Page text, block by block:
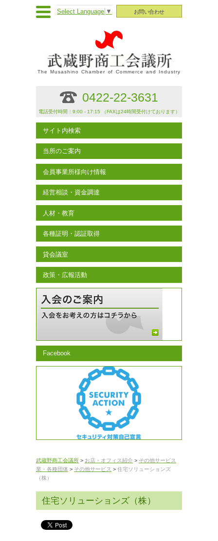
お問い合わせ
Select Language ▼
The Musashino Chamber of Commerce and Industry
0422-22-3631
電話受付時間：9:00 - 17:15 （FAXは24時間受付けております）
サイト内検索
当所のご案内
会員事業所様向け情報
経営相談・資金調達
人材・教育
各種証明・認証取得
貸会議室
政策・広報活動
Facebook
武蔵野商工会議所 > お店・オフィス紹介 > その他サービス
業・各種団体 > その他サービス > 住宅ソリューションズ
（株）
住宅ソリューションズ（株）